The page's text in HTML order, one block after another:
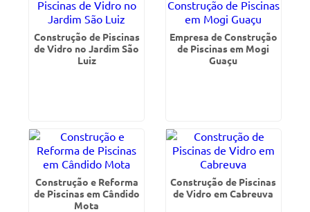
Construção de Piscinas
de Vidro no Jardim São
Luiz
Empresa de Construção
de Piscinas em Mogi
Guaçu
Construção e Reforma
de Piscinas em Cândido
Mota
Construção de Piscinas
de Vidro em Cabreuva